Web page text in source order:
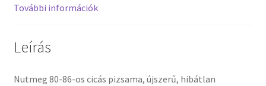
További információk
Leírás
Nutmeg 80-86-os cicás pizsama, újszerű, hibátlan